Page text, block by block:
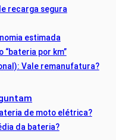
recarga segura
estimada
“bateria por km”
Vale remanufatura?
de moto elétrica?
da bateria?